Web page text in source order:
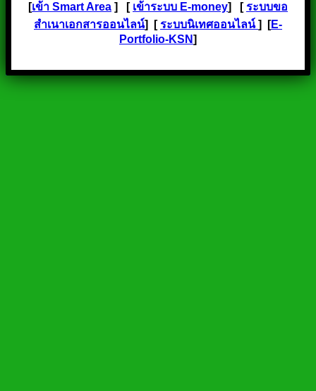
[เข้า Smart Area ] [ เข้าระบบ E-money] [ระบบขอ
สำเนาเอกสารออนไลน์] [ระบบนิเทศออนไลน์] [E-
Portfolio-KSN]